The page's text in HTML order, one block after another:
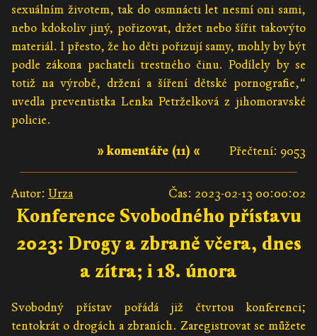
sexuálním životem, tak do osmnácti let nesmí oni sami,
nebo kdokoliv jiný, pořizovat, držet nebo šířit takovýto
materiál. I přesto, že ho děti pořizují samy, mohly by být
podle zákona pachateli trestného činu. Podílely by se
totiž na výrobě, držení a šíření dětské pornografie,“
uvedla preventistka Lenka Petrželková z jihomoravské
policie.
Přečtení: 9053
» komentáře (11) «
Autor: Urza Čas: 2023-02-13 00:00:02
Konference Svobodného přístavu
2023: Drogy a zbraně včera, dnes
a zítra; i 18. února
Svobodný přístav pořádá již čtvrtou konferenci;
tentokrát o drogách a zbraních. Zaregistrovat se můžete